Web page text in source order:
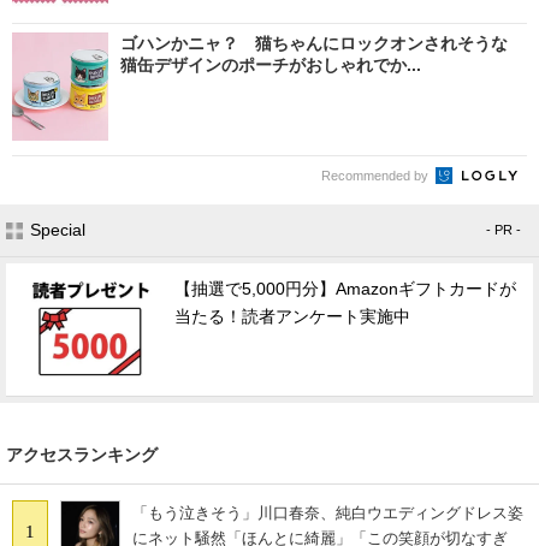
ゴハンかニャ？ 猫ちゃんにロックオンされそうな
猫缶デザインのポーチがおしゃれでか...
Recommended by
Special - PR -
【抽選で5,000円分】Amazonギフトカードが
当たる！読者アンケート実施中
アクセスランキング
1
「もう泣きそう」川口春奈、純白ウエディングドレス姿
にネット騒然「ほんとに綺麗」「この笑顔が切なすぎ